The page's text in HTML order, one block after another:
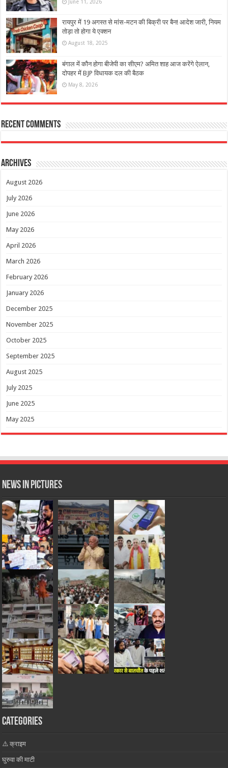
June 11, 2026
रायपुर में 19 अगस्त से मांस-मटन की बिक्री पर बैन! आदेश जारी, नियम
तोड़ा तो होगा ये एक्शन
August 18, 2025
बंगाल में कौन होगा बीजेपी का सीएम? अमित शाह आज करेंगे ऐलान,
दोपहर में BJP विधायक दल की बैठक
May 8, 2026
Recent Comments
Archives
August 2026
July 2026
June 2026
May 2026
April 2026
March 2026
February 2026
January 2026
December 2025
November 2025
October 2025
September 2025
August 2025
July 2025
June 2025
May 2025
News in Pictures
Categories
⚠️ क्राइम
घुरुवा की माटी